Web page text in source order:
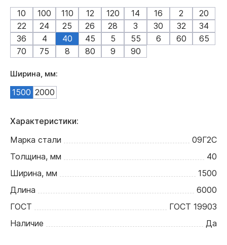
10 100 110 12 120 14 16 2
20
22
24 25 26 28 3 30 32
34
36
4 40 45 5 55 6 60
65
70
75 8 80 9 90
Ширина, мм:
1500 2000
Характеристики:
Марка стали
09Г2С
Толщина, мм
40
Ширина, мм
1500
Длина
6000
ГОСТ
ГОСТ 19903
Наличие
Да